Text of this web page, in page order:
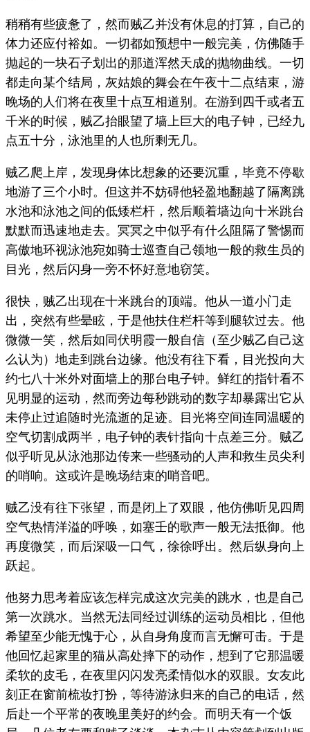
稍稍有些疲惫了，然而贼乙并没有休息的打算，自己的
体力还应付裕如。一切都如预想中一般完美，仿佛随手
抛起的一块石子划出的那道浑然天成的抛物曲线。一切
都走向某个结局，灰姑娘的舞会在午夜十二点结束，游
晚场的人们将在夜里十点互相道别。在游到四千或者五
千米的时候，贼乙抬眼望了墙上巨大的电子钟，已经九
点五十分，泳池里的人也所剩无几。
贼乙爬上岸，发现身体比想象的还要沉重，毕竟不停歇
地游了三个小时。但这并不妨碍他轻盈地翻越了隔离跳
水池和泳池之间的低矮栏杆，然后顺着墙边向十米跳台
默默而迅速地走去。冥冥之中似乎有什么阻隔了警惕而
高傲地环视泳池宛如骑士巡查自己领地一般的救生员的
目光，然后闪身一旁不怀好意地窃笑。
很快，贼乙出现在十米跳台的顶端。他从一道小门走
出，突然有些晕眩，于是他扶住栏杆等到腿软过去。他
微微一笑，然后如同伏明霞一般自信（至少贼乙自己这
么认为）地走到跳台边缘。他没有往下看，目光投向大
约七八十米外对面墙上的那台电子钟。鲜红的指针看不
见明显的运动，然而旁边每秒跳动的数字却暴露出它从
未停止过追随时光流逝的足迹。目光将空间连同温暖的
空气切割成两半，电子钟的表针指向十点差三分。贼乙
似乎听见从泳池那边传来一些骚动的人声和救生员尖利
的哨响。这或许是晚场结束的哨音吧。
贼乙没有往下张望，而是闭上了双眼，他仿佛听见四周
空气热情洋溢的呼唤，如塞壬的歌声一般无法抵御。他
再度微笑，而后深吸一口气，徐徐呼出。然后纵身向上
跃起。
他努力思考着应该怎样完成这次完美的跳水，也是自己
第一次跳水。当然无法同经过训练的运动员相比，但他
希望至少能无愧于心，从自身角度而言无懈可击。于是
他回忆起家里的猫从高处摔下的动作，想到了它那温暖
柔软的皮毛，在夜里闪闪发亮柔情似水的双眼。女友此
刻正在窗前梳妆打扮，等待游泳归来的自己的电话，然
后赴一个平常的夜晚里美好的约会。而明天有一个饭